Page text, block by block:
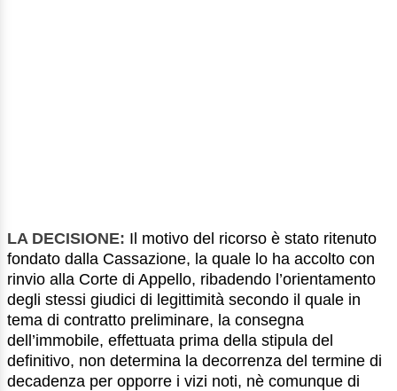
LA DECISIONE: Il motivo del ricorso è stato ritenuto
fondato dalla Cassazione, la quale lo ha accolto con
rinvio alla Corte di Appello, ribadendo l’orientamento
degli stessi giudici di legittimità secondo il quale in
tema di contratto preliminare, la consegna
dell’immobile, effettuata prima della stipula del
definitivo, non determina la decorrenza del termine di
decadenza per opporre i vizi noti, nè comunque di